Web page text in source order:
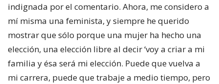
indignada por el comentario. Ahora, me considero a
mí misma una feminista, y siempre he querido
mostrar que sólo porque una mujer ha hecho una
elección, una elección libre al decir ‘voy a criar a mi
familia y ésa será mi elección. Puede que vuelva a
mi carrera, puede que trabaje a medio tiempo, pero